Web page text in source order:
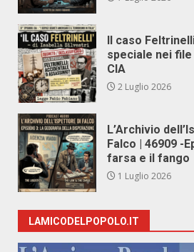
Il caso
speciale nei
CIA
2 Luglio 2026
L’Archivio
Falco | 46909 -
farsa e il fango
1 Luglio 2026
LAMICODELPOPOLO.IT